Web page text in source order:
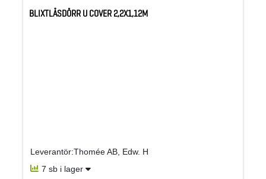
BLIXTLÅSDÖRR U COVER 2,2X1,12M
Leverantör:Thomée AB, Edw. H
7 sb i lager